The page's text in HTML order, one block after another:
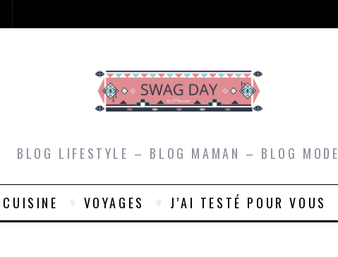
BLOG LIFESTYLE – BLOG MAMAN – BLOG MODE
CUISINE VOYAGES J’AI TESTÉ POUR VOUS